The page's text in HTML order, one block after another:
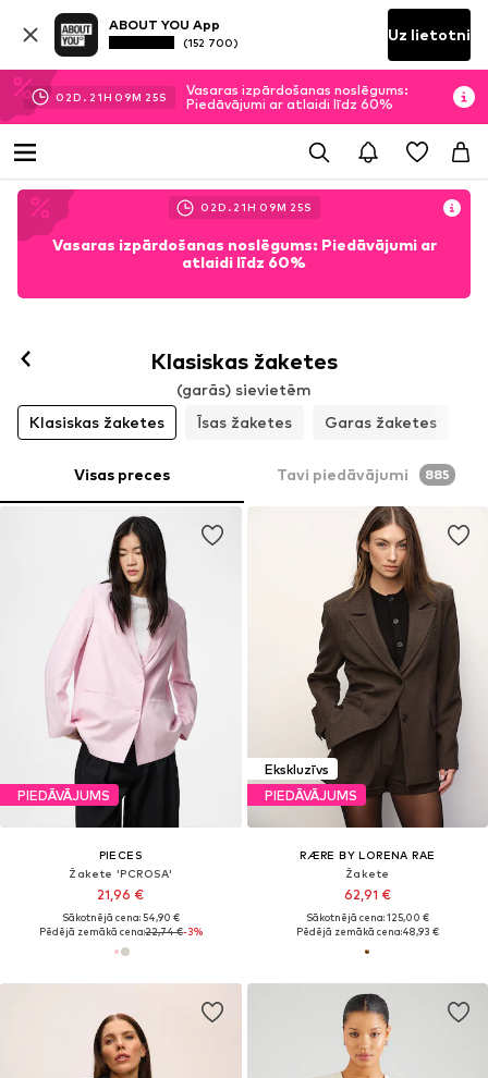
ABOUT YOU App
(152 700) Uz lietotni
02D. 21H 09M 23S
Vasaras izpārdošanas noslēgums:
Piedāvājumi ar atlaidi līdz 60%
02D. 21H 09M 23S
Vasaras izpārdošanas noslēgums: Piedāvājumi ar
atlaidi līdz 60%
Klasiskas žaketes
(garās) sievietēm
Klasiskas žaketes
Īsas žaketes Garas žaketes
Visas preces Tavi piedāvājumi 885
PIEDĀVĀJUMS
PIECES
Žakete 'PCROSA'
21,96 €
Sākotnējā cena: 54,90 €
Pēdējā zemākā cena:22,74 €-3%
Ekskluzīvs
PIEDĀVĀJUMS
RÆRE BY LORENA RAE
Žakete
62,91 €
Sākotnējā cena: 125,00 €
Pēdējā zemākā cena:48,93 €